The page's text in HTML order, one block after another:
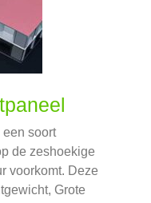
soort
de zeshoekige
voorkomt. Deze
Grote